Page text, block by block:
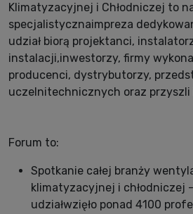
Klimatyzacyjnej i Chłodniczej to
specjalistycznaimpreza
udział biorą projektanci,
instalacji,inwestorzy, firmy
producenci, dystrybutorzy,
uczelnitechnicznych oraz przyszli
Forum to:
Spotkanie całej branży
klimatyzacyjnej i chłodniczej
udziałwzięło ponad 4100